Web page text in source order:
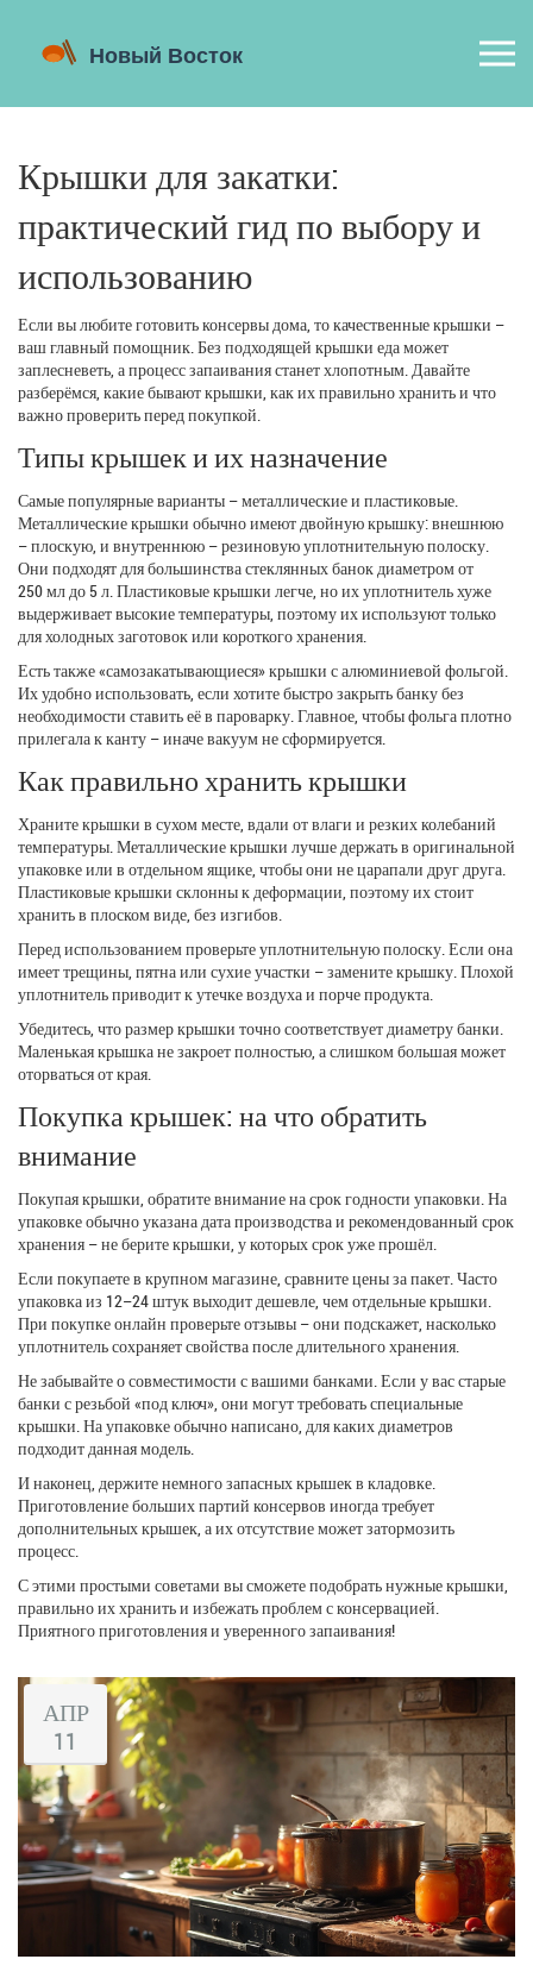
Крышки для закатки:
практический гид по выбору и
использованию
Если вы любите готовить консервы дома, то качественные крышки –
ваш главный помощник. Без подходящей крышки еда может
заплесневеть, а процесс запаивания станет хлопотным. Давайте
разберёмся, какие бывают крышки, как их правильно хранить и что
важно проверить перед покупкой.
Типы крышек и их назначение
Самые популярные варианты – металлические и пластиковые.
Металлические крышки обычно имеют двойную крышку: внешнюю
– плоскую, и внутреннюю – резиновую уплотнительную полоску.
Они подходят для большинства стеклянных банок диаметром от
250 мл до 5 л. Пластиковые крышки легче, но их уплотнитель хуже
выдерживает высокие температуры, поэтому их используют только
для холодных заготовок или короткого хранения.
Есть также «самозакатывающиеся» крышки с алюминиевой фольгой.
Их удобно использовать, если хотите быстро закрыть банку без
необходимости ставить её в пароварку. Главное, чтобы фольга плотно
прилегала к канту – иначе вакуум не сформируется.
Как правильно хранить крышки
Храните крышки в сухом месте, вдали от влаги и резких колебаний
температуры. Металлические крышки лучше держать в оригинальной
упаковке или в отдельном ящике, чтобы они не царапали друг друга.
Пластиковые крышки склонны к деформации, поэтому их стоит
хранить в плоском виде, без изгибов.
Перед использованием проверьте уплотнительную полоску. Если она
имеет трещины, пятна или сухие участки – замените крышку. Плохой
уплотнитель приводит к утечке воздуха и порче продукта.
Убедитесь, что размер крышки точно соответствует диаметру банки.
Маленькая крышка не закроет полностью, а слишком большая может
оторваться от края.
Покупка крышек: на что обратить
внимание
Покупая крышки, обратите внимание на срок годности упаковки. На
упаковке обычно указана дата производства и рекомендованный срок
хранения – не берите крышки, у которых срок уже прошёл.
Если покупаете в крупном магазине, сравните цены за пакет. Часто
упаковка из 12–24 штук выходит дешевле, чем отдельные крышки.
При покупке онлайн проверьте отзывы – они подскажет, насколько
уплотнитель сохраняет свойства после длительного хранения.
Не забывайте о совместимости с вашими банками. Если у вас старые
банки с резьбой «под ключ», они могут требовать специальные
крышки. На упаковке обычно написано, для каких диаметров
подходит данная модель.
И наконец, держите немного запасных крышек в кладовке.
Приготовление больших партий консервов иногда требует
дополнительных крышек, а их отсутствие может затормозить
процесс.
С этими простыми советами вы сможете подобрать нужные крышки,
правильно их хранить и избежать проблем с консервацией.
Приятного приготовления и уверенного запаивания!
АПР
11